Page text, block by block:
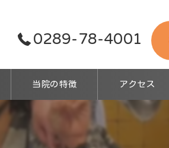
0289-78-4001
当院の特徴 アクセス